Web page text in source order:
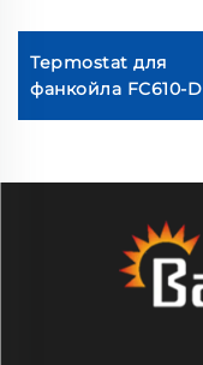
Терmostat для
фанкойла FC610-D